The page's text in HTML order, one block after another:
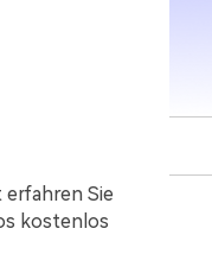
Sie
kostenlos